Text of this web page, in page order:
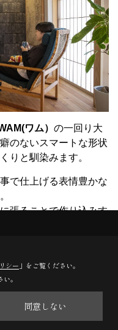
ワム） の一回り大
のないスマートな形状
りと馴染みます。
で仕上げる表情豊かな
張ることで作り込みす
まで一面に貼ったブラ
感じさせます。
の天然石で、空間を調
ークカラーを取り入
げました。
シー 」をご覧ください。
。
同意しない